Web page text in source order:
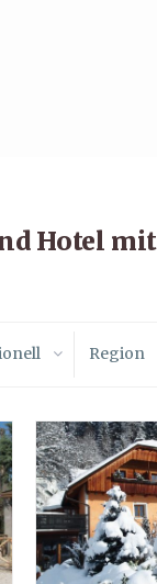
Hotel
Region